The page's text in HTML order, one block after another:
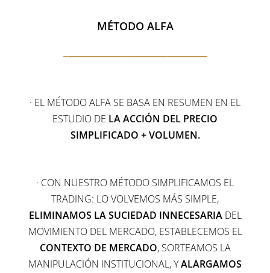
MÉTODO ALFA
· EL MÉTODO ALFA SE BASA EN RESUMEN EN EL
ESTUDIO DE LA ACCIÓN DEL PRECIO
SIMPLIFICADO + VOLUMEN.
· CON NUESTRO MÉTODO SIMPLIFICAMOS EL
TRADING: LO VOLVEMOS MÁS SIMPLE,
ELIMINAMOS LA SUCIEDAD INNECESARIADEL
MOVIMIENTO DEL MERCADO, ESTABLECEMOS EL
CONTEXTO DE MERCADO, SORTEAMOS LA
MANIPULACIÓN INSTITUCIONAL, YALARGAMOS